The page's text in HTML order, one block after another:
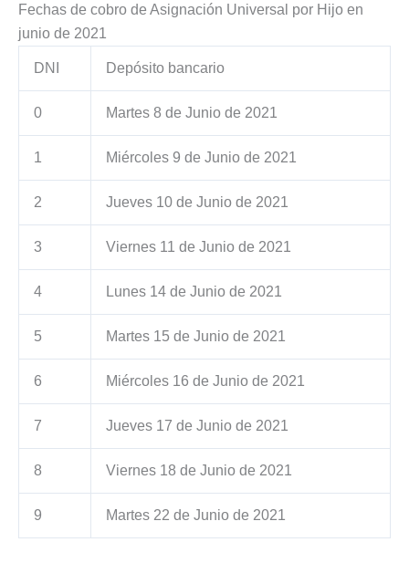
Fechas de cobro de Asignación Universal por Hijo en
junio de 2021
DNI Depósito bancario
0 Martes 8 de Junio de 2021
1 Miércoles 9 de Junio de 2021
2 Jueves 10 de Junio de 2021
3 Viernes 11 de Junio de 2021
4 Lunes 14 de Junio de 2021
5 Martes 15 de Junio de 2021
6 Miércoles 16 de Junio de 2021
7 Jueves 17 de Junio de 2021
8 Viernes 18 de Junio de 2021
9 Martes 22 de Junio de 2021